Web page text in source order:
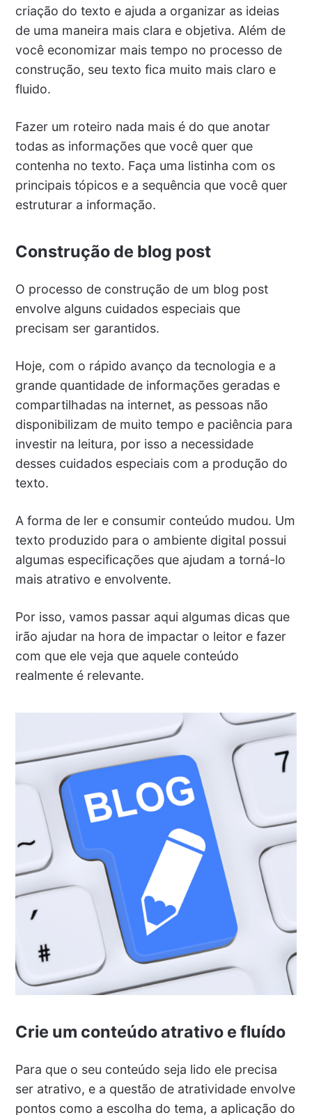
criação do texto e ajuda a organizar as ideias
de uma maneira mais clara e objetiva. Além de
você economizar mais tempo no processo de
construção, seu texto fica muito mais claro e
fluido.
Fazer um roteiro nada mais é do que anotar
todas as informações que você quer que
contenha no texto. Faça uma listinha com os
principais tópicos e a sequência que você quer
estruturar a informação.
Construção de blog post
O processo de construção de um blog post
envolve alguns cuidados especiais que
precisam ser garantidos.
Hoje, com o rápido avanço da tecnologia e a
grande quantidade de informações geradas e
compartilhadas na internet, as pessoas não
disponibilizam de muito tempo e paciência para
investir na leitura, por isso a necessidade
desses cuidados especiais com a produção do
texto.
A forma de ler e consumir conteúdo mudou. Um
texto produzido para o ambiente digital possui
algumas especificações que ajudam a torná-lo
mais atrativo e envolvente.
Por isso, vamos passar aqui algumas dicas que
irão ajudar na hora de impactar o leitor e fazer
com que ele veja que aquele conteúdo
realmente é relevante.
Crie um conteúdo atrativo e fluído
Para que o seu conteúdo seja lido ele precisa
ser atrativo, e a questão de atratividade envolve
pontos como a escolha do tema, a aplicação do